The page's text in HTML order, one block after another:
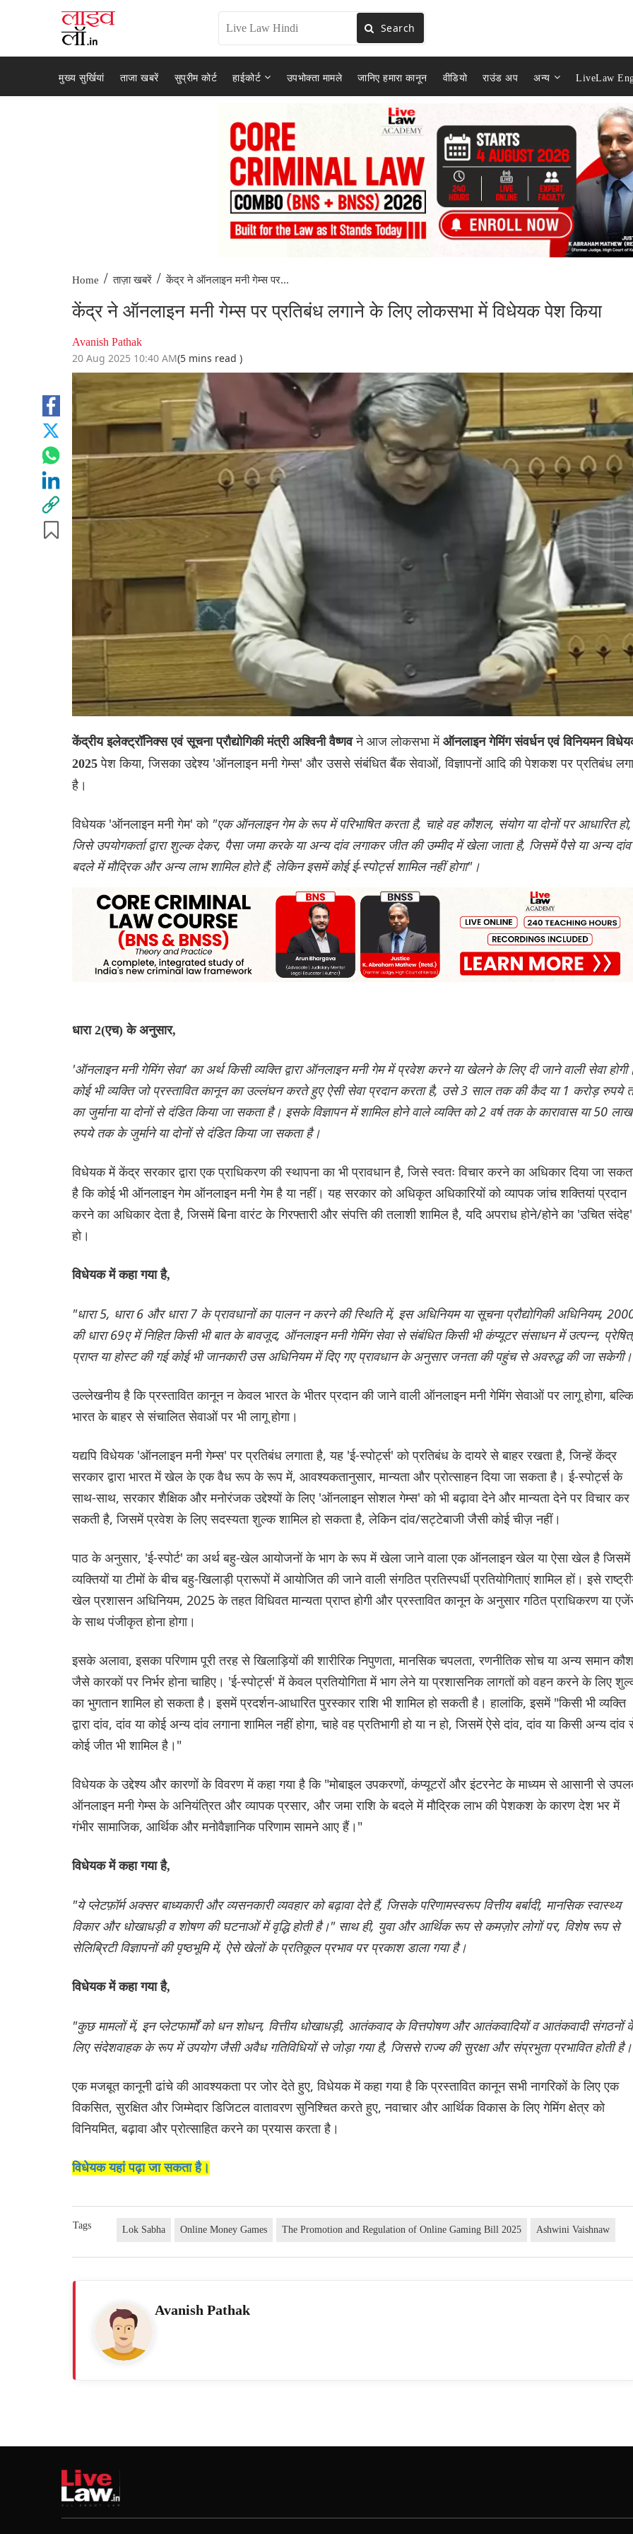
Search
मुख्य सुर्खियां ताजा खबरें सुप्रीम कोर्ट हाईकोर्ट उपभोक्ता मामले जानिए हमारा कानून वीडियो राउंड अप अन्य LiveLaw
Home / ताज़ा खबरें / केंद्र ने ऑनलाइन मनी गेम्स पर...
केंद्र ने ऑनलाइन मनी गेम्स पर प्रतिबंध लगाने के लिए लोकसभा में विधेयक पेश किया
Avanish Pathak
20 Aug 2025 10:40 AM(5 mins read )
केंद्रीय इलेक्ट्रॉनिक्स एवं सूचना प्रौद्योगिकी मंत्री अश्विनी वैष्णवने आज लोकसभा में ऑनलाइन गेमिंग संवर्धन एवं विनियमन
2025पेश किया, जिसका उद्देश्य 'ऑनलाइन मनी गेम्स' और उससे संबंधित बैंक सेवाओं, विज्ञापनों आदि की पेशकश पर प्रतिबंध
है।
विधेयक 'ऑनलाइन मनी गेम' को"एक ऑनलाइन गेम के रूप में परिभाषित करता है, चाहे वह कौशल, संयोग या दोनों पर आधारित हो,
जिसे उपयोगकर्ता द्वारा शुल्क देकर, पैसा जमा करके या अन्य दांव लगाकर जीत की उम्मीद में खेला जाता है, जिसमें पैसे या अन्य
बदले में मौद्रिक और अन्य लाभ शामिल होते हैं; लेकिन इसमें कोई ई-स्पोर्ट्स शामिल नहीं होगा"।
धारा 2(एच) के अनुसार,
'ऑनलाइन मनी गेमिंग सेवा' का अर्थ किसी व्यक्ति द्वारा ऑनलाइन मनी गेम में प्रवेश करने या खेलने के लिए दी जाने वाली सेवा
कोई भी व्यक्ति जो प्रस्तावित कानून का उल्लंघन करते हुए ऐसी सेवा प्रदान करता है, उसे 3 साल तक की कैद या 1 करोड़ रुपये
का जुर्माना या दोनों से दंडित किया जा सकता है। इसके विज्ञापन में शामिल होने वाले व्यक्ति को 2 वर्ष तक के कारावास या 50 लाख
रुपये तक के जुर्माने या दोनों से दंडित किया जा सकता है।
विधेयक में केंद्र सरकार द्वारा एक प्राधिकरण की स्थापना का भी प्रावधान है, जिसे स्वतः विचार करने का अधिकार दिया जा
है कि कोई भी ऑनलाइन गेम ऑनलाइन मनी गेम है या नहीं। यह सरकार को अधिकृत अधिकारियों को व्यापक जांच शक्तियां प्रदान
करने का अधिकार देता है, जिसमें बिना वारंट के गिरफ्तारी और संपत्ति की तलाशी शामिल है, यदि अपराध होने/होने का 'उचित संदेह'
हो।
विधेयक में कहा गया है,
"धारा 5, धारा 6 और धारा 7 के प्रावधानों का पालन न करने की स्थिति में, इस अधिनियम या सूचना प्रौद्योगिकी अधिनियम,
की धारा 69ए में निहित किसी भी बात के बावजूद, ऑनलाइन मनी गेमिंग सेवा से संबंधित किसी भी कंप्यूटर संसाधन में उत्पन्न,
प्राप्त या होस्ट की गई कोई भी जानकारी उस अधिनियम में दिए गए प्रावधान के अनुसार जनता की पहुंच से अवरुद्ध की जा
उल्लेखनीय है कि प्रस्तावित कानून न केवल भारत के भीतर प्रदान की जाने वाली ऑनलाइन मनी गेमिंग सेवाओं पर लागू होगा, बल्कि
भारत के बाहर से संचालित सेवाओं पर भी लागू होगा।
यद्यपि विधेयक 'ऑनलाइन मनी गेम्स' पर प्रतिबंध लगाता है, यह 'ई-स्पोर्ट्स' को प्रतिबंध के दायरे से बाहर रखता है, जिन्हें केंद्र
सरकार द्वारा भारत में खेल के एक वैध रूप के रूप में, आवश्यकतानुसार, मान्यता और प्रोत्साहन दिया जा सकता है। ई-स्पोर्ट्स के
साथ-साथ, सरकार शैक्षिक और मनोरंजक उद्देश्यों के लिए 'ऑनलाइन सोशल गेम्स' को भी बढ़ावा देने और मान्यता देने पर विचार कर
सकती है, जिसमें प्रवेश के लिए सदस्यता शुल्क शामिल हो सकता है, लेकिन दांव/सट्टेबाजी जैसी कोई चीज़ नहीं।
पाठ के अनुसार, 'ई-स्पोर्ट' का अर्थ बहु-खेल आयोजनों के भाग के रूप में खेला जाने वाला एक ऑनलाइन खेल या ऐसा खेल है जिसमें
व्यक्तियों या टीमों के बीच बहु-खिलाड़ी प्रारूपों में आयोजित की जाने वाली संगठित प्रतिस्पर्धी प्रतियोगिताएं शामिल हों। इसे
खेल प्रशासन अधिनियम, 2025 के तहत विधिवत मान्यता प्राप्त होगी और प्रस्तावित कानून के अनुसार गठित प्राधिकरण या
के साथ पंजीकृत होना होगा।
इसके अलावा, इसका परिणाम पूरी तरह से खिलाड़ियों की शारीरिक निपुणता, मानसिक चपलता, रणनीतिक सोच या अन्य समान
जैसे कारकों पर निर्भर होना चाहिए। 'ई-स्पोर्ट्स' में केवल प्रतियोगिता में भाग लेने या प्रशासनिक लागतों को वहन करने के लिए
का भुगतान शामिल हो सकता है। इसमें प्रदर्शन-आधारित पुरस्कार राशि भी शामिल हो सकती है। हालांकि, इसमें "किसी भी व्यक्ति
द्वारा दांव, दांव या कोई अन्य दांव लगाना शामिल नहीं होगा, चाहे वह प्रतिभागी हो या न हो, जिसमें ऐसे दांव, दांव या किसी अन्य दांव
कोई जीत भी शामिल है।"
विधेयक के उद्देश्य और कारणों के विवरण में कहा गया है कि "मोबाइल उपकरणों, कंप्यूटरों और इंटरनेट के माध्यम से आसानी से
ऑनलाइन मनी गेम्स के अनियंत्रित और व्यापक प्रसार, और जमा राशि के बदले में मौद्रिक लाभ की पेशकश के कारण देश भर में
गंभीर सामाजिक, आर्थिक और मनोवैज्ञानिक परिणाम सामने आए हैं।"
विधेयक में कहा गया है,
"ये प्लेटफ़ॉर्म अक्सर बाध्यकारी और व्यसनकारी व्यवहार को बढ़ावा देते हैं, जिसके परिणामस्वरूप वित्तीय बर्बादी, मानसिक स्वास्थ्य
विकार और धोखाधड़ी व शोषण की घटनाओं में वृद्धि होती है।" साथ ही, युवा और आर्थिक रूप से कमज़ोर लोगों पर, विशेष रूप से
सेलिब्रिटी विज्ञापनों की पृष्ठभूमि में, ऐसे खेलों के प्रतिकूल प्रभाव पर प्रकाश डाला गया है।
विधेयक में कहा गया है,
"कुछ मामलों में, इन प्लेटफार्मों को धन शोधन, वित्तीय धोखाधड़ी, आतंकवाद के वित्तपोषण और आतंकवादियों व आतंकवादी संगठनों
लिए संदेशवाहक के रूप में उपयोग जैसी अवैध गतिविधियों से जोड़ा गया है, जिससे राज्य की सुरक्षा और संप्रभुता प्रभावित होती
एक मजबूत कानूनी ढांचे की आवश्यकता पर जोर देते हुए, विधेयक में कहा गया है कि प्रस्तावित कानून सभी नागरिकों के लिए एक
विकसित, सुरक्षित और जिम्मेदार डिजिटल वातावरण सुनिश्चित करते हुए, नवाचार और आर्थिक विकास के लिए गेमिंग क्षेत्र को
विनियमित, बढ़ावा और प्रोत्साहित करने का प्रयास करता है।
विधेयक यहां पढ़ा जा सकता है।
Tags Lok Sabha Online Money Games The Promotion and Regulation of Online Gaming Bill 2025 Ashwini Vaishnaw
Avanish Pathak